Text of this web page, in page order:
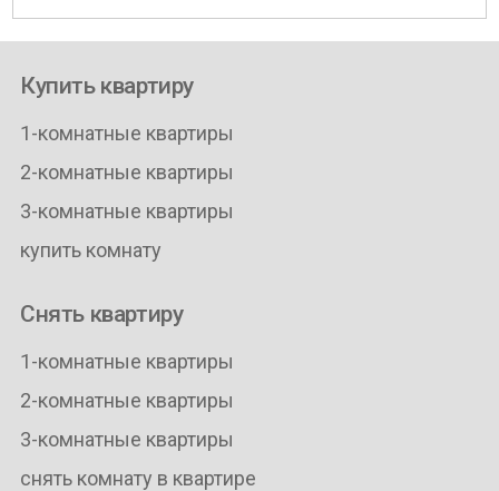
Купить квартиру
1-комнатные квартиры
2-комнатные квартиры
3-комнатные квартиры
купить комнату
Снять квартиру
1-комнатные квартиры
2-комнатные квартиры
3-комнатные квартиры
снять комнату в квартире